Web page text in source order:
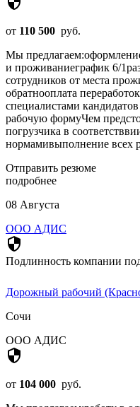
от 110 500 руб.
Мы
и проживаниеграфик 6/
сотрудников от места
обратнооплата
специалистами
рабочую формуЧем
погрузчика в
нормамивыполнение всех
Отправить резюме
подробнее
08 Августа
ООО АДИС
security
Подлинность компании
Дорожный рабочий
Сочи
ООО АДИС
security
от 104 000 руб.